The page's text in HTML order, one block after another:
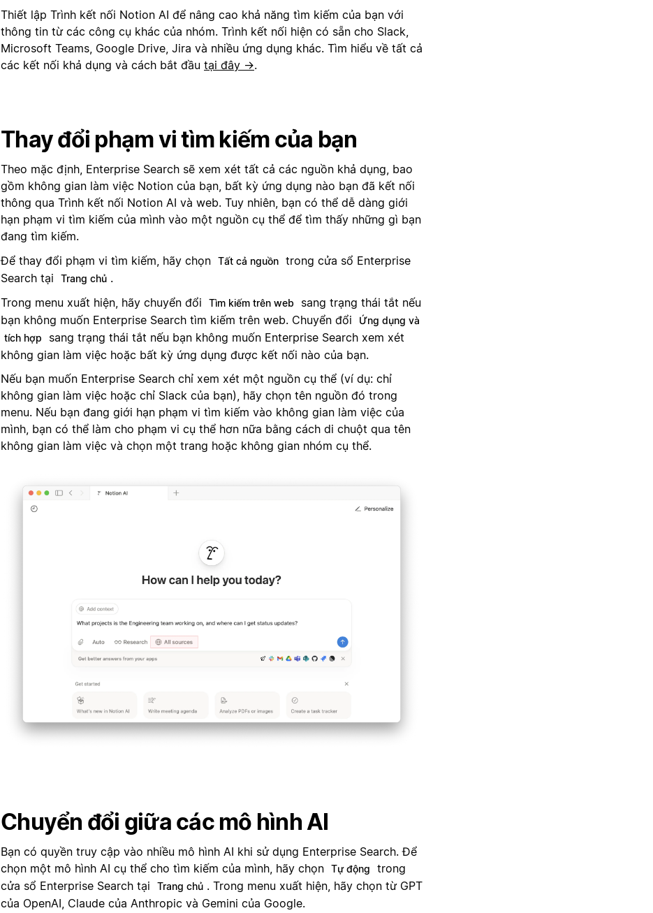
Thiết lập Trình kết nối Notion AI để nâng cao khả năng tìm kiếm của bạn với
thông tin từ các công cụ khác của nhóm. Trình kết nối hiện có sẵn cho Slack,
Microsoft Teams, Google Drive, Jira và nhiều ứng dụng khác. Tìm hiểu về tất cả
các kết nối khả dụng và cách bắt đầu tại đây →.
Thay đổi phạm vi tìm kiếm của bạn
Theo mặc định, Enterprise Search sẽ xem xét tất cả các nguồn khả dụng, bao
gồm không gian làm việc Notion của bạn, bất kỳ ứng dụng nào bạn đã kết nối
thông qua Trình kết nối Notion AI và web. Tuy nhiên, bạn có thể dễ dàng giới
hạn phạm vi tìm kiếm của mình vào một nguồn cụ thể để tìm thấy những gì bạn
đang tìm kiếm.
Để thay đổi phạm vi tìm kiếm, hãy chọn Tất cả nguồn trong cửa sổ Enterprise
Search tại
Trang chủ .
Trong menu xuất hiện, hãy chuyển đổi
Tìm kiếm trên web
sang trạng thái tắt nếu
bạn không muốn Enterprise Search tìm kiếm trên web. Chuyển đổi
Ứng dụng và
tích hợp
sang trạng thái tắt nếu bạn không muốn Enterprise Search xem xét
không gian làm việc hoặc bất kỳ ứng dụng được kết nối nào của bạn.
Nếu bạn muốn Enterprise Search chỉ xem xét một nguồn cụ thể (ví dụ: chỉ
không gian làm việc hoặc chỉ Slack của bạn), hãy chọn tên nguồn đó trong
menu. Nếu bạn đang giới hạn phạm vi tìm kiếm vào không gian làm việc của
mình, bạn có thể làm cho phạm vi cụ thể hơn nữa bằng cách di chuột qua tên
không gian làm việc và chọn một trang hoặc không gian nhóm cụ thể.
Chuyển đổi giữa các mô hình AI
Bạn có quyền truy cập vào nhiều mô hình AI khi sử dụng Enterprise Search. Để
chọn một mô hình AI cụ thể cho tìm kiếm của mình, hãy chọn Tự động
trong
cửa sổ Enterprise Search tại
Trang chủ . Trong menu xuất hiện, hãy chọn từ GPT
của OpenAI, Claude của Anthropic và Gemini của Google.